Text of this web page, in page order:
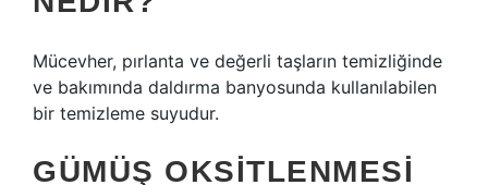
Mücevher, pırlanta ve değerli taşların temizliğinde
ve bakımında daldırma banyosunda kullanılabilen
bir temizleme suyudur.
GÜMÜŞ OKSITLENMESI